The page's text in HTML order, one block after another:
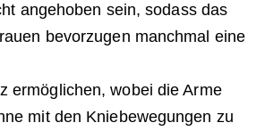
angehoben sein, sodass das
bevorzugen manchmal eine
ermöglichen, wobei die Arme
mit den Kniebewegungen zu